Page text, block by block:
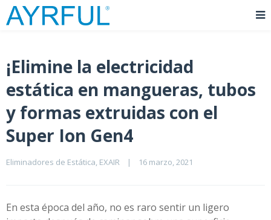
¡Elimine la electricidad
estática en mangueras, tubos
y formas extruidas con el
Super Ion Gen4
Eliminadores de Estática, EXAIR | 16 marzo, 2021
En esta época del año, no es raro sentir un ligero